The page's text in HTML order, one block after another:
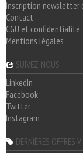
Inscription newsletter
Contact
CGU et confidentialité
Mentions légales
SUIVEZ-NOUS
LinkedIn
Facebook
Twitter
Instagram
DERNIÈRES OFFRES